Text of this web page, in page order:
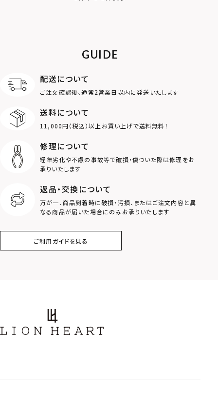
GUIDE
配送について
ご注文確認後、通常2営業日以内に発送いたします
送料について
11,000円（税込）以上お買い上げで送料無料！
修理について
経年劣化や不慮の事故等で破損・傷ついた際は修理をお
承りいたします
返品・交換について
万が一、商品到着時に破損・汚損、またはご注文内容と異
なる商品が届いた場合にのみお承りいたします
ご利用ガイドを見る